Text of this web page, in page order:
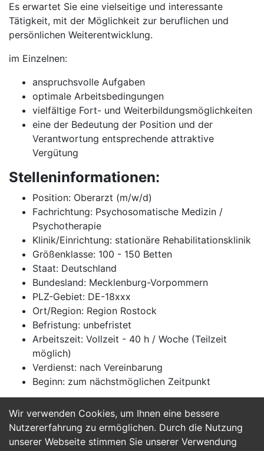
Wir verwenden Cookies, um Ihnen eine bessere
Nutzererfahrung zu ermöglichen. Durch die Nutzung
unserer Webseite stimmen Sie unserer Verwendung
Es erwartet Sie eine vielseitige und interessante
Tätigkeit, mit der Möglichkeit zur beruflichen und
persönlichen Weiterentwicklung.
im Einzelnen:
anspruchsvolle Aufgaben
optimale Arbeitsbedingungen
vielfältige Fort- und Weiterbildungsmöglichkeiten
eine der Bedeutung der Position und der
Verantwortung entsprechende attraktive
Vergütung
Stelleninformationen:
Position: Oberarzt (m/w/d)
Fachrichtung: Psychosomatische Medizin /
Psychotherapie
Klinik/Einrichtung: stationäre Rehabilitationsklinik
Größenklasse: 100 - 150 Betten
Staat: Deutschland
Bundesland: Mecklenburg-Vorpommern
PLZ-Gebiet: DE-18xxx
Ort/Region: Region Rostock
Befristung: unbefristet
Arbeitszeit: Vollzeit - 40 h / Woche (Teilzeit
möglich)
Verdienst: nach Vereinbarung
Beginn: zum nächstmöglichen Zeitpunkt
Jetzt Bewerben